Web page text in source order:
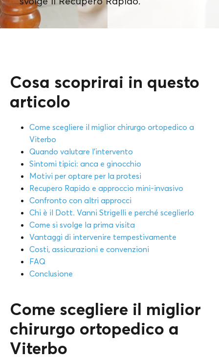
Cosa scoprirai in questo
articolo
Come scegliere il miglior chirurgo ortopedico a
Viterbo
Quando valutare l’intervento
Sintomi tipici: anca e ginocchio
Motivi per optare per la protesi
Recupero Rapido e approccio mini-invasivo
Confronto con altri approcci
Chi è il Dott. Vanni Strigelli e perché sceglierlo
Come si svolge la prima visita
Vantaggi di intervenire tempestivamente
Costi, assicurazioni e convenzioni
FAQ
Conclusione
Come scegliere il miglior
chirurgo ortopedico a
Viterbo